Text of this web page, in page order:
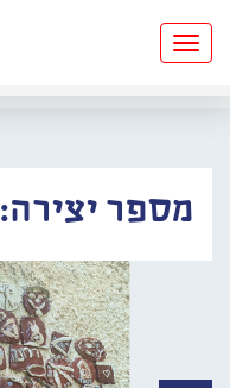
Toggle
navigation
מספר יצירה: #7627